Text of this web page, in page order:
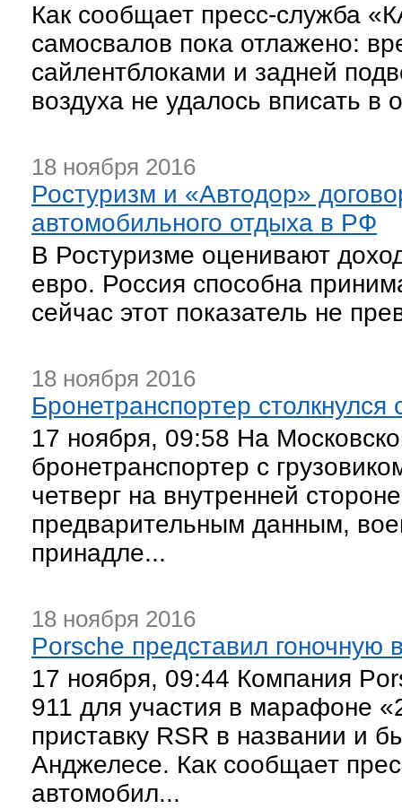
Как сообщает пресс-служба
самосвалов пока отлажено:
сайлентблоками и задней
воздуха не удалось вписать
18 ноября 2016
Ростуризм и «Автодор»
автомобильного отдыха в РФ
В Ростуризме оценивают
евро. Россия способна
сейчас этот показатель не
18 ноября 2016
Бронетранспортер
17 ноября, 09:58 На
бронетранспортер с
четверг на внутренней
предварительным данным,
принадле...
18 ноября 2016
Porsche представил
17 ноября, 09:44 Компания
911 для участия в марафоне
приставку RSR в названии и
Анджелесе. Как сообщает
автомобил...